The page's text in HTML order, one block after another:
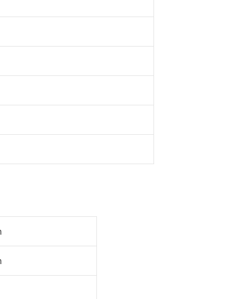
の対応では、対応完了までの期間は出荷製品に未対応品が
おりました。
いることから、特段のことがない限り、2022年1月12日よ